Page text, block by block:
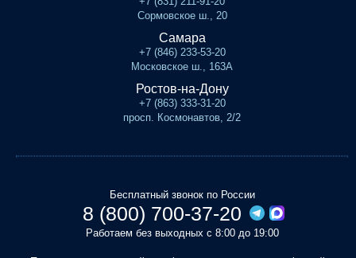
Сормовское ш., 20
Самара
+7 (846) 233-53-20
Московское ш., 163А
Ростов-на-Дону
+7 (863) 333-31-20
просп. Космонавтов, 2/2
Бесплатный звонок по России
8 (800) 700-37-20
Работаем без выходных с 8:00 до 19:00